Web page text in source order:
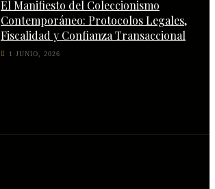
El Manifiesto del Coleccionismo
Contemporáneo: Protocolos Legales,
Fiscalidad y Confianza Transaccional
1 JUNIO, 2026